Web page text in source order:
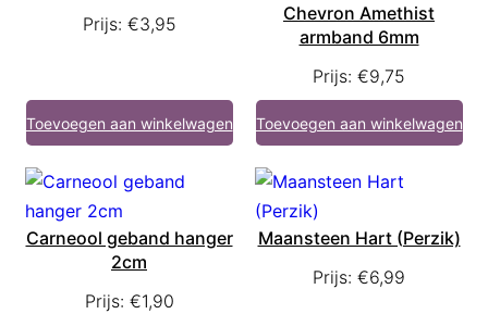
Prijs: €3,95
Toevoegen aan winkelwagen
Chevron Amethist
armband 6mm
Prijs: €9,75
Toevoegen aan winkelwagen
Carneool geband hanger
2cm
Prijs: €1,90
Maansteen Hart (Perzik)
Prijs: €6,99